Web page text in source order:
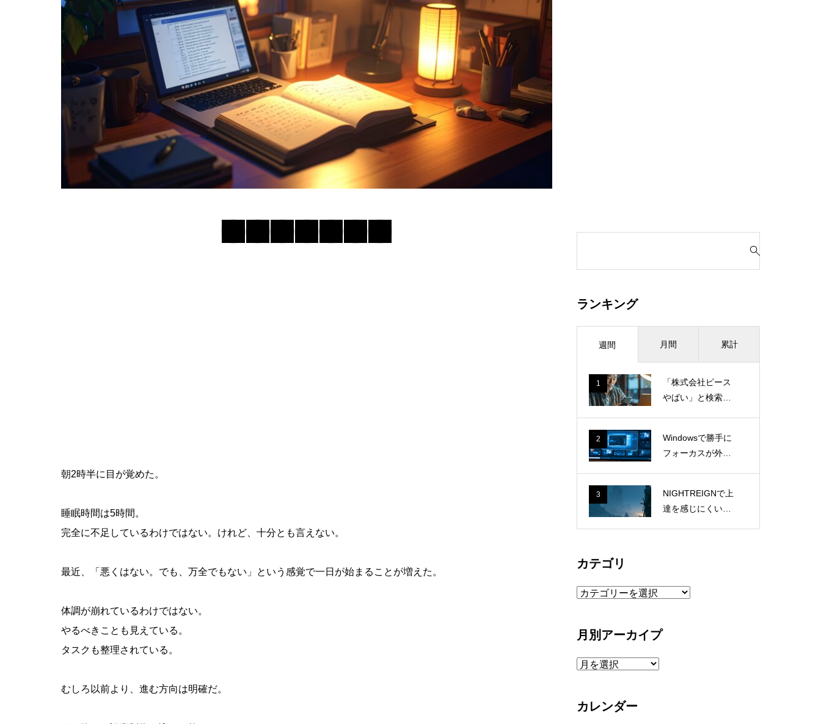
朝2時半に目が覚めた。
睡眠時間は5時間。
完全に不足しているわけではない。けれど、十分とも言えない。
最近、「悪くはない。でも、万全でもない」という感覚で一日が始まることが増えた。
体調が崩れているわけではない。
やるべきことも見えている。
タスクも整理されている。
むしろ以前より、進む方向は明確だ。
対
:ランキング
週間 月間 累計
1
「株式会社ピース
やばい」と検索し
人社長の本音
2
Windowsで勝手に
フォーカスが外れ
ktopとmsrdc.exe
の切り分け記録
3
NIGHTREIGNで上
達を感じにくい理
カテゴリ
カ
リ
月別アーカイプ
月
ー
カレンダー